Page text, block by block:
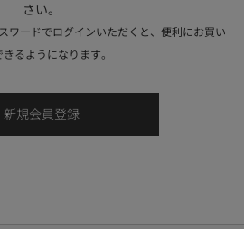
さい。
ワードでログインいただくと、便利にお買い
るようになります。